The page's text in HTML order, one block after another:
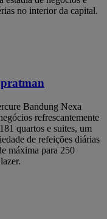
no interior da capital.
Bandung Nexa
refrescantemente
quartos e suites, um
de refeições diárias
máxima para 250